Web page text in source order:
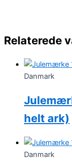
Relaterede
Danmark
helt ark)
Danmark